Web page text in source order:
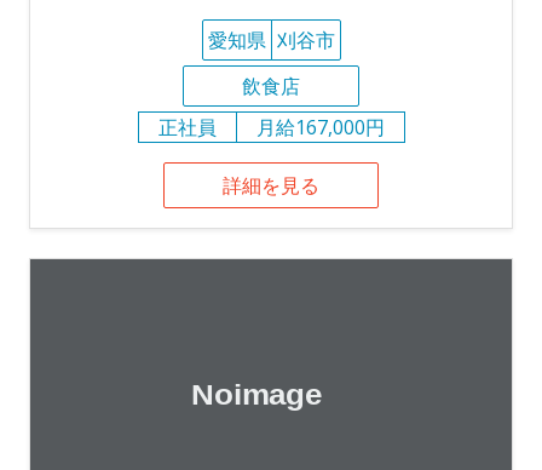
愛知県 刈谷市
飲食店
正社員
月給167,000円
詳細を見る